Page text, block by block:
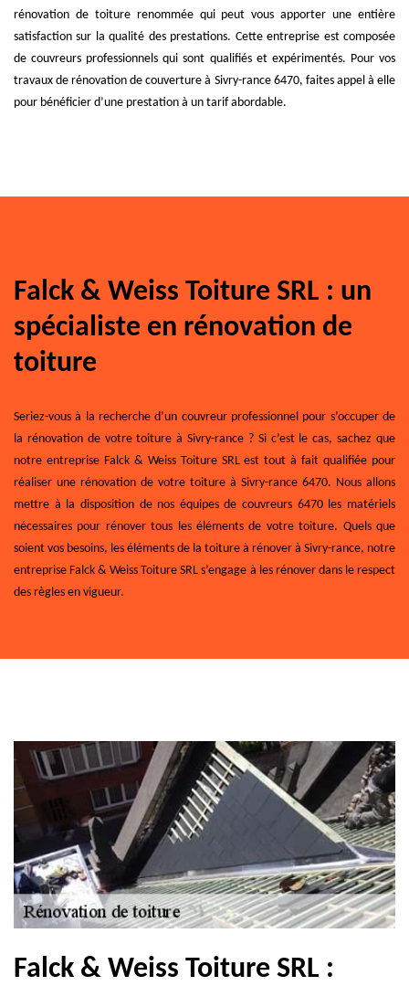
rénovation de toiture renommée qui peut vous apporter une entière
satisfaction sur la qualité des prestations. Cette entreprise est composée
de couvreurs professionnels qui sont qualifiés et expérimentés. Pour vos
travaux de rénovation de couverture à Sivry-rance 6470, faites appel à elle
pour bénéficier d’une prestation à un tarif abordable.
Falck & Weiss Toiture SRL : un
spécialiste en rénovation de
toiture
Seriez-vous à la recherche d’un couvreur professionnel pour s’occuper de
la rénovation de votre toiture à Sivry-rance ? Si c’est le cas, sachez que
notre entreprise Falck & Weiss Toiture SRL est tout à fait qualifiée pour
réaliser une rénovation de votre toiture à Sivry-rance 6470. Nous allons
mettre à la disposition de nos équipes de couvreurs 6470 les matériels
nécessaires pour rénover tous les éléments de votre toiture. Quels que
soient vos besoins, les éléments de la toiture à rénover à Sivry-rance, notre
entreprise Falck & Weiss Toiture SRL s’engage à les rénover dans le respect
des règles en vigueur.
Falck & Weiss Toiture SRL :